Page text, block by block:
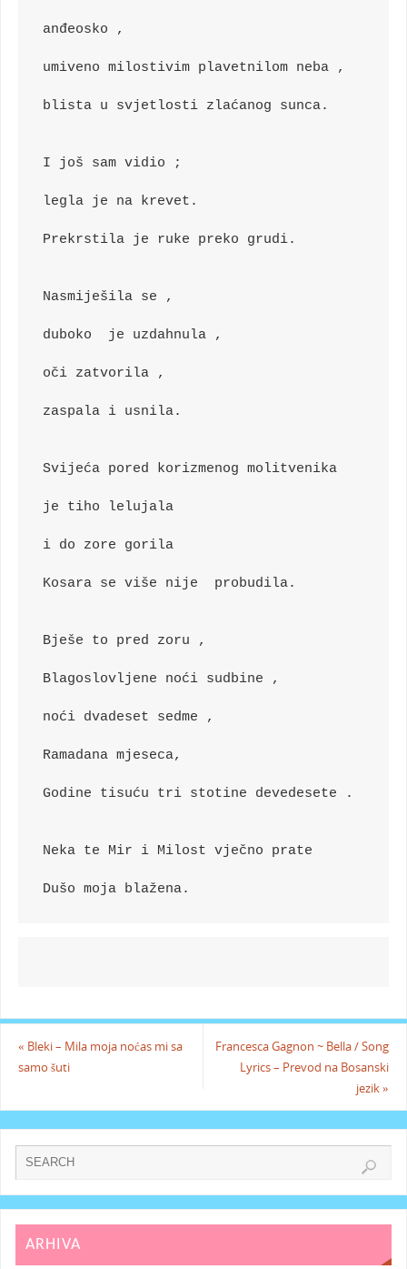
anđeosko ,
umiveno milostivim plavetnilom neba ,
blista u svjetlosti zlaćanog sunca.
I još sam vidio ;
legla je na krevet.
Prekrstila je ruke preko grudi.
Nasmiješila se ,
duboko  je uzdahnula ,
oči zatvorila ,
zaspala i usnila.
Svijeća pored korizmenog molitvenika
je tiho lelujala
i do zore gorila
Kosara se više nije  probudila.
Bješe to pred zoru ,
Blagoslovljene noći sudbine ,
noći dvadeset sedme ,
Ramadana mjeseca,
Godine tisuću tri stotine devedesete .
Neka te Mir i Milost vječno prate
Dušo moja blažena.
« Bleki – Mila moja noćas mi sa
samo šuti
Francesca Gagnon ~ Bella / Song
Lyrics – Prevod na Bosanski
jezik»
ARHIVA